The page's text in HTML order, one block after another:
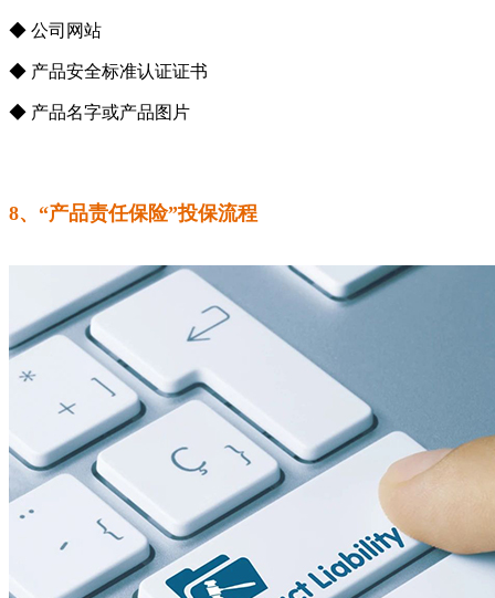
◆ 公司网站
◆ 产品安全标准认证证书
◆ 产品名字或产品图片
8、“产品责任保险”投保流程